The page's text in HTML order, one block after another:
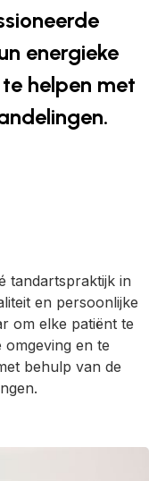
energieke
helpen met
tandartspraktijk in
en persoonlijke
om elke patiënt te
en te
behulp van de